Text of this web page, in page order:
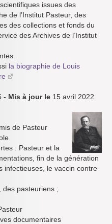
issues des
de l’Institut Pasteur, des
des collections et fonds du
des Archives de l’Institut
la biographie de Louis
- Mis à jour le 15 avril 2022
de Pasteur
: Pasteur et la
fin de la génération
infectieuses, le vaccin contre
des pasteuriens ;
documentaires